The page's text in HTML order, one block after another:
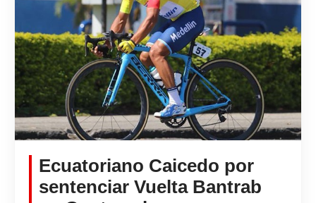
Ecuatoriano Caicedo por
sentenciar Vuelta Bantrab